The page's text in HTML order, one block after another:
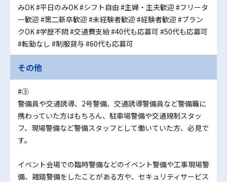
みOK#平日のみOK#シフト自由 #主婦・主夫歓迎 #フリータ
ー歓迎 #第二新卒歓迎 #未経験者歓迎 #経験者歓迎 #ブラン
クOK#学歴不問#交通費支給#40代も応募可 #50代も応募可
#転勤なし #制服貸与#60代も応募可
その他
#③
警備員や交通誘導、2号警備、交通誘導警備員など警備職に
携わっていた方はもちろん、駐車場警備や交通規制スタッ
フ、現場警備など警備スタッフとして働いていた方、必見で
す。
イベント会場での臨時警備などのイベント警備や工事現場警
備、雑踏警備をしたことがある方や、セキュリティサービス